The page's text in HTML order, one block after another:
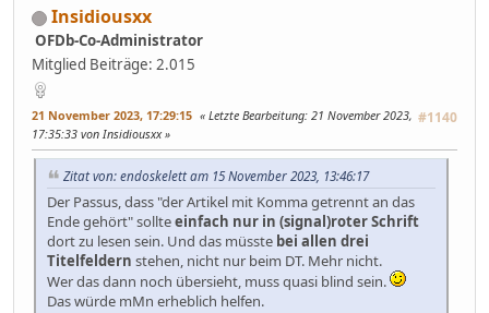
Insidiousxx
OFDb-Co-Administrator
Mitglied Beiträge: 2.015
21 November 2023, 17:29:15 #1140
Letzte Bearbeitung: 21 November 2023,
17:35:33 von Insidiousxx
Zitat von: endoskelett am 15 November 2023, 13:46:17
Der Passus, dass "der Artikel mit Komma getrennt an das
Ende gehört" sollteeinfach nur in (signal)roter Schrift
dort zu lesen sein. Und das müsste bei allen drei
Titelfeldern stehen, nicht nur beim DT. Mehr nicht.
Wer das dann noch übersieht, muss quasi blind sein.
Das würde mMn erheblich helfen.